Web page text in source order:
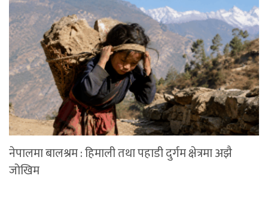
नेपालमा बालश्रम : हिमाली तथा पहाडी दुर्गम क्षेत्रमा अझै
जोखिम